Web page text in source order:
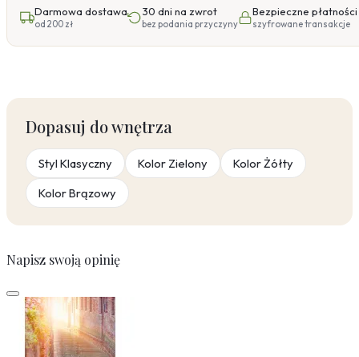
Darmowa dostawa
od 200 zł
30 dni na zwrot
bez podania przyczyny
Bezpieczne płatności
szyfrowane transakcje
Dopasuj do wnętrza
Styl Klasyczny Kolor Zielony
Kolor Żółty
Kolor Brązowy
Napisz swoją opinię